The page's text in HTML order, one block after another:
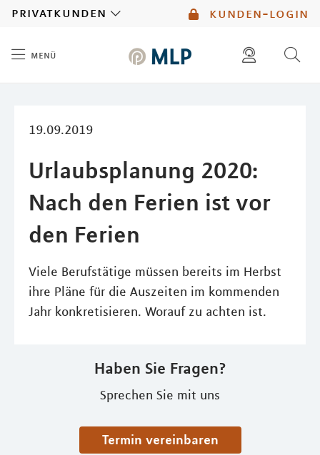
kunden-login
privatkunden
menü
19.09.2019
Urlaubsplanung 2020:
Nach den Ferien ist vor
den Ferien
Viele Berufstätige müssen bereits im Herbst
ihre Pläne für die Auszeiten im kommenden
Jahr konkretisieren. Worauf zu achten ist.
Haben Sie Fragen?
Sprechen Sie mit uns
Termin vereinbaren